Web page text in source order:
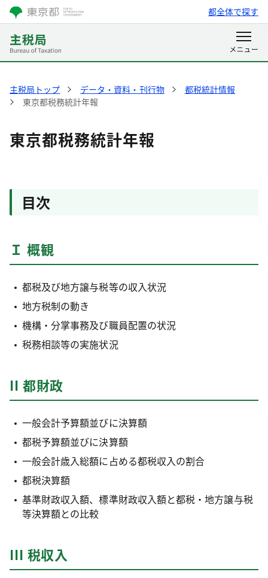
都全体で探す
主税局トップ データ・資料・刊行物
都税統計情報
東京都税務統計年報
東京都税務統計年報
目次
Ｉ 概観
都税及び地方譲与税等の収入状況
地方税制の動き
機構・分掌事務及び職員配置の状況
税務相談等の実施状況
II 都財政
一般会計予算額並びに決算額
都税予算額並びに決算額
一般会計歳入総額に占める都税収入の割合
都税決算額
基準財政収入額、標準財政収入額と都税・地方譲与税
等決算額との比較
III 税収入